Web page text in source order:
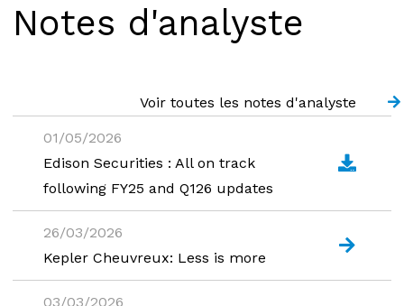
Notes d'analyste
Voir toutes les notes d'analyste
01/05/2026
Edison Securities : All on track
following FY25 and Q126 updates
26/03/2026
Kepler Cheuvreux: Less is more
03/03/2026